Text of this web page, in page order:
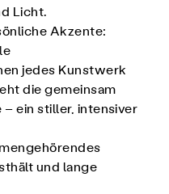
Licht.
Akzente:
jedes Kunstwerk
die gemeinsam
ein stiller, intensiver
und lange